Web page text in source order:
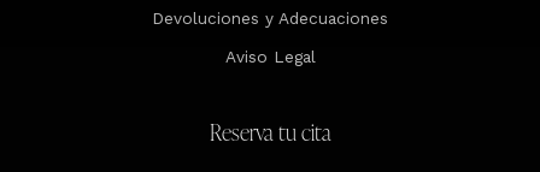
Devoluciones y Adecuaciones
Aviso Legal
Reserva tu cita